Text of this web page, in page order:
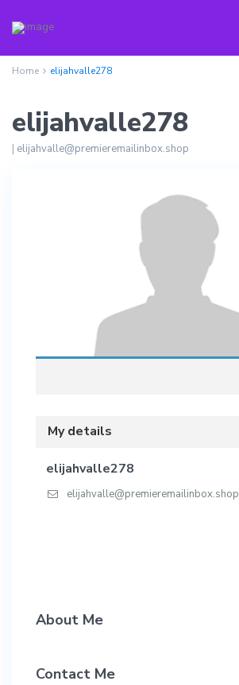
Home elijahvalle278
elijahvalle278
| elijahvalle@premieremailinbox.shop
My details
elijahvalle278
elijahvalle@premieremailinbox.shop
About Me
Contact Me